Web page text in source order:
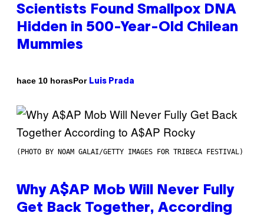
Scientists Found Smallpox DNA
Hidden in 500-Year-Old Chilean
Mummies
hace 10 horasPor Luis Prada
(PHOTO BY NOAM GALAI/GETTY IMAGES FOR TRIBECA FESTIVAL)
Why A$AP Mob Will Never Fully
Get Back Together, According